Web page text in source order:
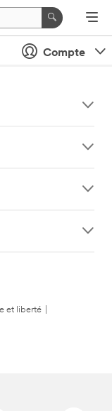
Compte
et liberté